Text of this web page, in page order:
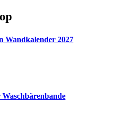
Wandkalender 2027